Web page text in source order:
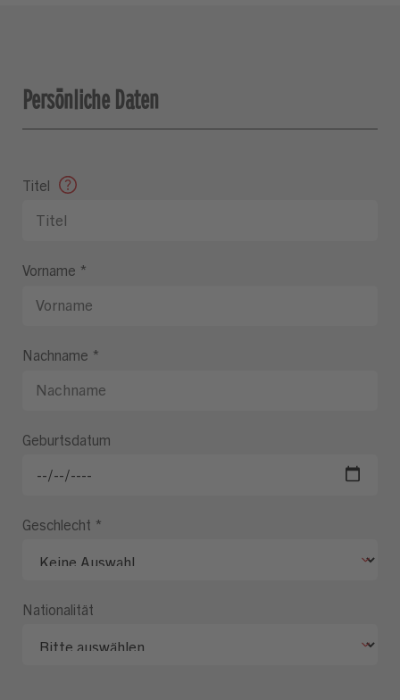
Persönliche Daten
Titel
Vorname *
Nachname *
Geburtsdatum
Geschlecht *
Nationalität